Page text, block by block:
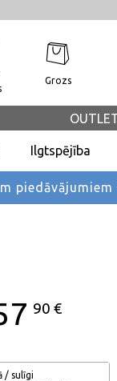
Grozs
Ilgtspējība
piedāvājumiem
90 €
/ sulīgi